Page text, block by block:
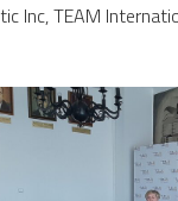
Inc, TEAM